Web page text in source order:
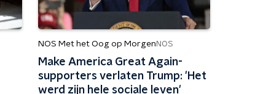
NOS Met het Oog op Morgen NOS
Make America Great Again-
supporters verlaten Trump: 'Het
werd zijn hele sociale leven'